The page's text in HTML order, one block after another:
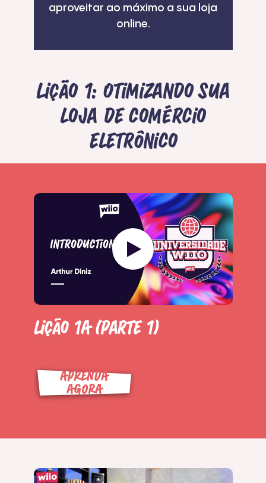
aproveitar ao máximo a sua loja
online.
Lição 1: Otimizando sua
loja de comércio
eletrônico
Lição 1A (Parte 1)
APRENDA
AGORA